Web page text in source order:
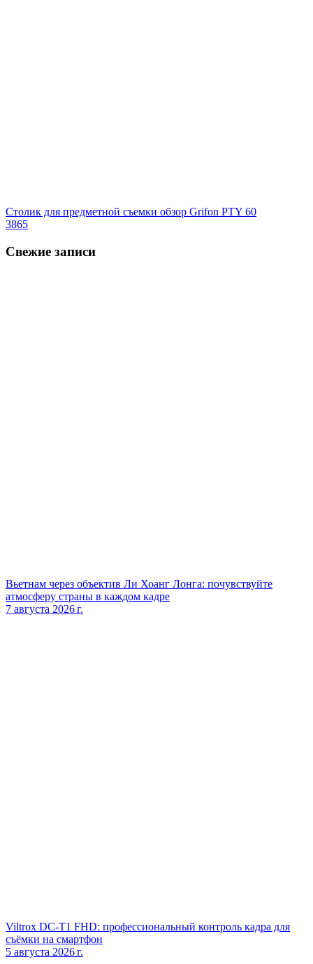
Столик для предметной съемки обзор Grifon PTY 60
3865
Свежие записи
Вьетнам через объектив Ли Хоанг Лонга: почувствуйте
атмосферу страны в каждом кадре
7 августа 2026 г.
Viltrox DC‑T1 FHD: профессиональный контроль кадра для
съёмки на смартфон
5 августа 2026 г.